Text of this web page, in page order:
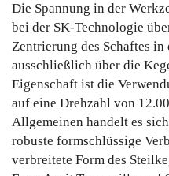
Die Spannung in der
bei der SK-Technologie
Zentrierung des Schaftes
ausschließlich über die
Eigenschaft ist die
auf eine Drehzahl von
Allgemeinen handelt es
robuste formschlüssige
verbreitete Form des